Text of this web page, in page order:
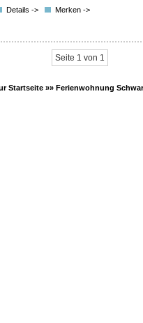
Details ->
Merken ->
Seite 1 von 1
Startseite »» Ferienwohnung